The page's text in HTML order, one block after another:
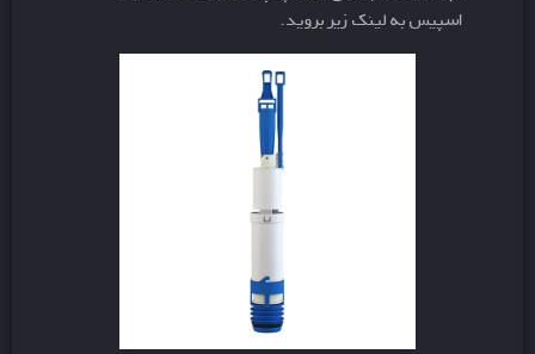
اسپیس به لینک زیر بروید.